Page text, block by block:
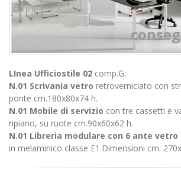
LInea Ufficiostile 02 comp.G:
N.01 Scrivania vetro retroverniciato con
ponte cm.180x80x74 h.
N.01 Mobile di servizio con tre cassetti e
ripiano, su ruote cm.90x60x62 h.
N.01 Libreria modulare con 6 ante vetro
in melaminico classe E1.Dimensioni cm.